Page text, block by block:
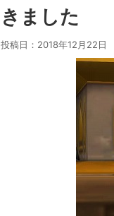
きました
投稿日： 2018年12月22日